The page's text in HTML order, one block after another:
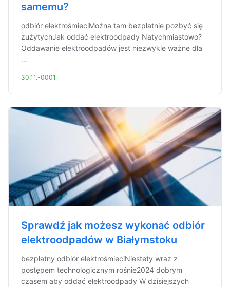
samemu?
odbiór elektrośmieciMożna tam bezpłatnie pozbyć się
zużytychJak oddać elektroodpady Natychmiastowo?
Oddawanie elektroodpadów jest niezwykle ważne dla
...
30.11.-0001
Sprawdź jak możesz wykonać odbiór
elektroodpadów w Białymstoku
bezpłatny odbiór elektrośmieciNiestety wraz z
postępem technologicznym rośnie2024 dobrym
czasem aby oddać elektroodpady W dzisiejszych